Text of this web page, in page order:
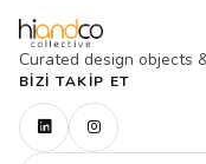
Curated design objects
BIZI TAKIP ET